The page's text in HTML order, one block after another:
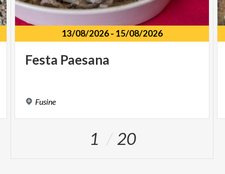
13/08/2026- 15/08/2026
Festa Paesana
Fusine
1 20